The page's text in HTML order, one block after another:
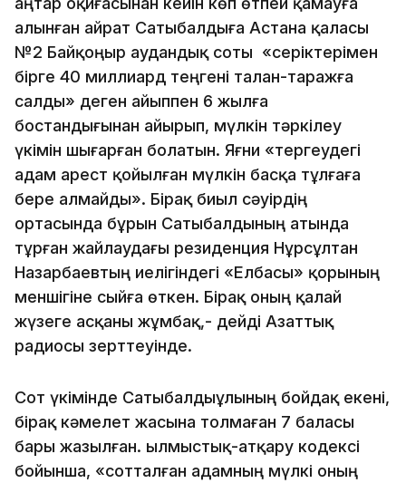
алынған Қайрат Сатыбалдыға Астана қаласы
№2 Байқоңыр аудандық соты «серіктерімен
бірге 40 миллиард теңгені талан-таражға
салды» деген айыппен 6 жылға
бостандығынан айырып, мүлкін тәркілеу
үкімін шығарған болатын. Яғни «тергеудегі
адам арест қойылған мүлкін басқа тұлғаға
бере алмайды». Бірақ биыл сәуірдің
ортасында бұрын Сатыбалдының атында
тұрған жайлаудағы резиденция Нұрсұлтан
Назарбаевтың иелігіндегі «Елбасы» қорының
меншігіне сыйға өткен. Бірақ оның қалай
жүзеге асқаны жұмбақ,- дейді Азаттық
радиосы зерттеуінде.
Сот үкімінде Сатыбалдыұлының бойдақ екені,
бірақ кәмелет жасына толмаған 7 баласы
бары жазылған. Қылмыстық-атқару кодексі
бойынша, «сотталған адамның мүлкі оның